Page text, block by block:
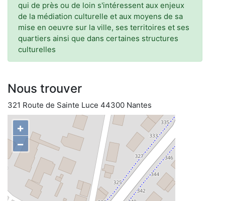
qui de près ou de loin s'intéressent aux enjeux
de la médiation culturelle et aux moyens de sa
mise en oeuvre sur la ville, ses territoires et ses
quartiers ainsi que dans certaines structures
culturelles
Nous trouver
321 Route de Sainte Luce 44300 Nantes
+
−